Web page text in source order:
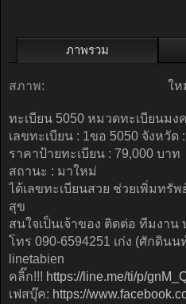
ภาพรวม
สภาพ: ให
ทะเบียน 5050 หมวดทะเบียนมง
เลขทะเบียน : 1ขอ 5050 จังหวัด
ราคาป้ายทะเบียน : 79,000 บาท
สถานะ : มาใหม่
ได้เลขทะเบียนสวย ช่วยเพิ่มทรั
สุข
สนใจเป็นเจ้าของ ติดต่อ ทีมงาน
โทร 090-6594251 เก่ง (ศักดิน
linetabien
คลิ๊ก!!! https://line.me/ti/p/
เฟสบุ๊ค: https://